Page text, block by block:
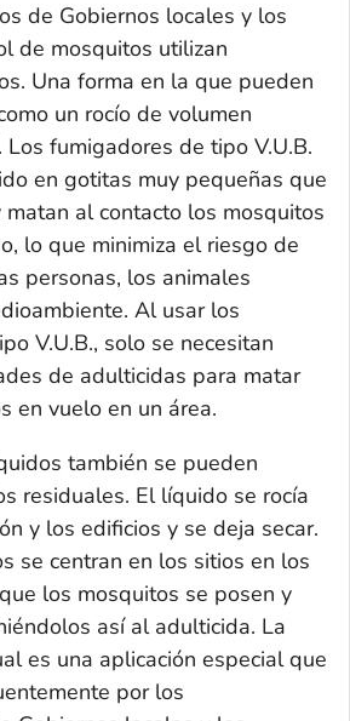
de Gobiernos locales y los
de mosquitos utilizan
Una forma en la que pueden
un rocío de volumen
Los fumigadores de tipo V.U.B.
en gotitas muy pequeñas que
al contacto los mosquitos
lo que minimiza el riesgo de
personas, los animales
Al usar los
V.U.B., solo se necesitan
de adulticidas para matar
en vuelo en un área.
también se pueden
residuales. El líquido se rocía
y los edificios y se deja secar.
se centran en los sitios en los
los mosquitos se posen y
así al adulticida. La
es una aplicación especial que
por los